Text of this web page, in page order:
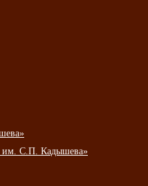
им. С.П. Кадышева»